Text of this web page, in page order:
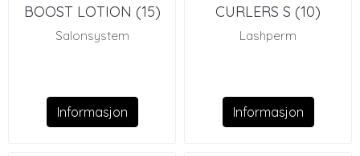
BOOST LOTION (15)
Salonsystem
Informasjon
CURLERS S (10)
Lashperm
Informasjon